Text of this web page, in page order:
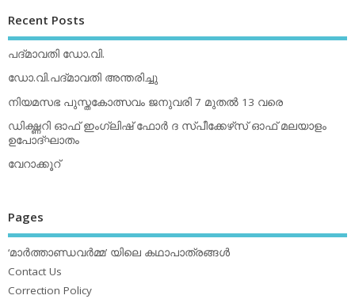
Recent Posts
പദ്മാവതി ഡോ.വി.
ഡോ.വി.പദ്മാവതി അന്തരിച്ചു
നിയമസഭ പുസ്തകോത്സവം ജനുവരി 7 മുതല്‍ 13 വരെ
ഡിക്ഷ്ണറി ഓഫ് ഇംഗ്ലിഷ് ഫോര്‍ ദ സ്പീക്കേഴ്‌സ് ഓഫ് മലയാളം
ഉപോദ്ഘാതം
വേറാക്കൂറ്
Pages
‘മാര്‍ത്താണ്ഡവര്‍മ്മ’ യിലെ കഥാപാത്രങ്ങള്‍
Contact Us
Correction Policy